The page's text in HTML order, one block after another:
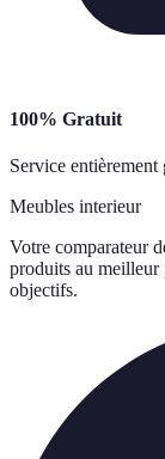
100% Gratuit
Service
Meubles interieur
Votre comparateur
produits au meilleur
objectifs.